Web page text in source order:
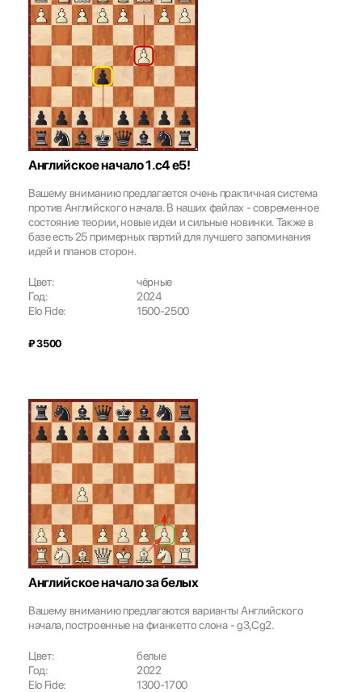
Английское начало 1.с4 е5!
Вашему вниманию предлагается очень практичная система
против Английского начала. В наших файлах - современное
состояние теории, новые идеи и сильные новинки. Также в
базе есть 25 примерных партий для лучшего запоминания
идей и планов сторон.
Цвет:
чёрные
Год:
2024
Elo Fide:
1500-2500
₽ 3500
Английское начало за белых
Вашему вниманию предлагаются варианты Английского
начала, построенные на фианкетто слона - g3,Cg2.
Цвет:
белые
Год:
2022
Elo Fide:
1300-1700